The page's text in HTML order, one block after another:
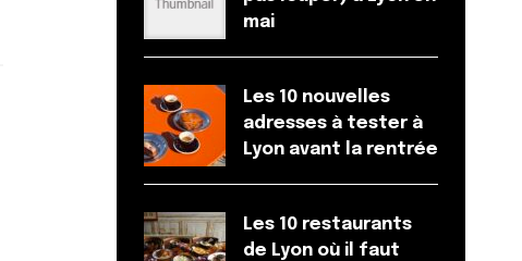
mai
Les 10 nouvelles
adresses à tester à
Lyon avant la rentrée
Les 10 restaurants
de Lyon où il faut